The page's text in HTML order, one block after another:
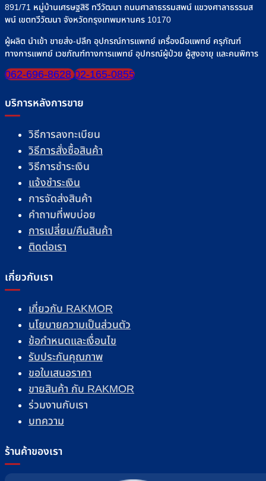
891/71 หมู่บ้านเศรษฐสิริ ทวีวัฒนา ถนนศาลาธรรมสพน์ แขวงศาลาธรรมส
พน์ เขตทวีวัฒนา จังหวัดกรุงเทพมหานคร 10170
ผู้ผลิต นำเข้า ขายส่ง-ปลีก อุปกรณ์การแพทย์ เครื่องมือแพทย์ ครุภัณฑ์
ทางการแพทย์ เวชภัณฑ์ทางการแพทย์ อุปกรณ์ผู้ป่วย ผู้สูงอายุ และคนพิการ
062-696-8628 02-165-0855
บริการหลังการขาย
วิธีการลงทะเบียน
วิธีการสั่งซื้อสินค้า
วิธีการชำระเงิน
แจ้งชำระเงิน
การจัดส่งสินค้า
คำถามที่พบบ่อย
การเปลี่ยน/คืนสินค้า
ติดต่อเรา
เกี่ยวกับเรา
เกี่ยวกับ RAKMOR
นโยบายความเป็นส่วนตัว
ข้อกำหนดและเงื่อนไข
รับประกันคุณภาพ
ขอใบเสนอราคา
ขายสินค้า กับ RAKMOR
ร่วมงานกับเรา
บทความ
ร้านค้าของเรา